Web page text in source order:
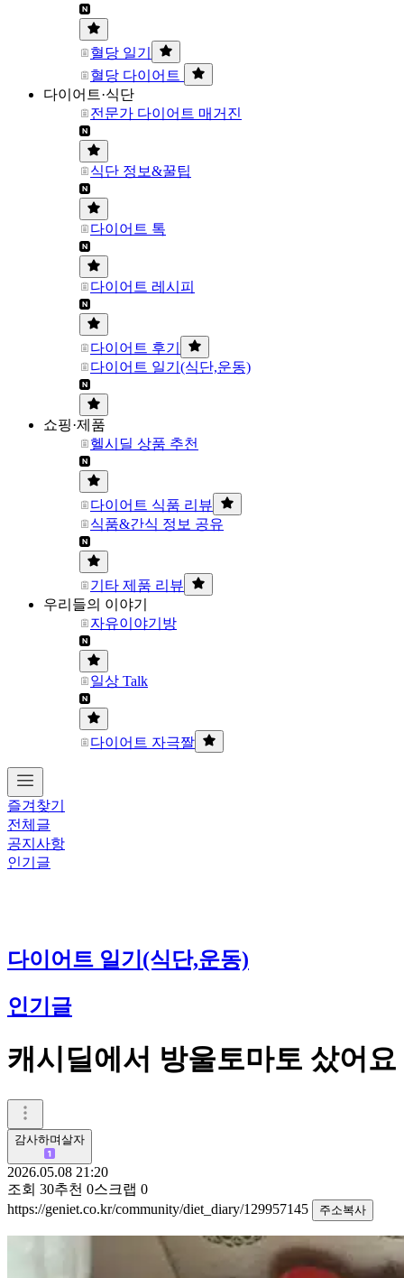
혈당 일기
혈당 다이어트
다이어트·식단
전문가 다이어트 매거진
식단 정보&꿀팁
다이어트 톡
다이어트 레시피
다이어트 후기
다이어트 일기(식단,운동)
쇼핑·제품
헬시딜 상품 추천
다이어트 식품 리뷰
식품&간식 정보 공유
기타 제품 리뷰
우리들의 이야기
자유이야기방
일상 Talk
다이어트 자극짤
즐겨찾기
전체글
공지사항
인기글
다이어트 일기(식단,운동)
인기글
캐시딜에서 방울토마토 샀어요
감사하며살자
2026.05.08 21:20
조회 30추천 0스크랩 0
https://geniet.co.kr/community/diet_diary/129957145
주소복사